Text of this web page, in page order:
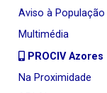
Aviso à População
Multimédia
PROCIV Azores
Na Proximidade